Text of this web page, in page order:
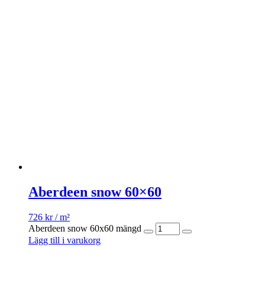
Aberdeen snow 60×60
726 kr/ m²
Aberdeen snow 60x60 mängd
Lägg till i varukorg